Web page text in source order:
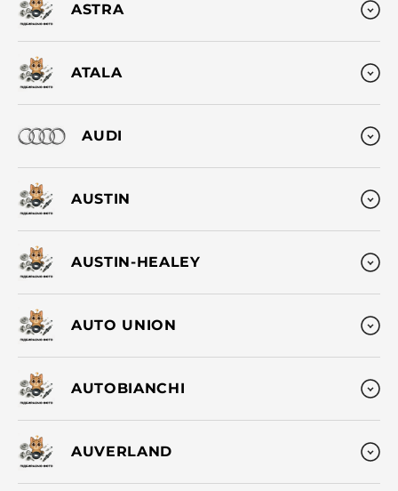
ASTRA
ATALA
AUDI
AUSTIN
AUSTIN-HEALEY
AUTO UNION
AUTOBIANCHI
AUVERLAND